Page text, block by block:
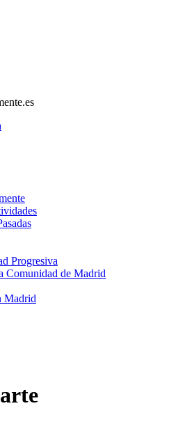
Progresiva
Comunidad de Madrid
Madrid